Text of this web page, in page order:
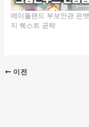
메이플랜드 부보안관 은뱃
지 퀘스트 공략
이전